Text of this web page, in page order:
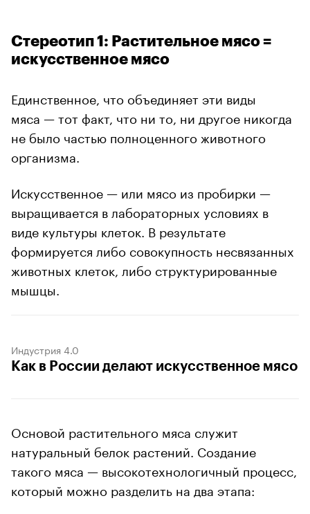
Стереотип 1: Растительное мясо =
искусственное мясо
Единственное, что объединяет эти виды
мяса — тот факт, что ни то, ни другое никогда
не было частью полноценного животного
организма.
Искусственное — или мясо из пробирки —
выращивается в лабораторных условиях в
виде культуры клеток. В результате
формируется либо совокупность несвязанных
животных клеток, либо структурированные
мышцы.
Индустрия 4.0
Как в России делают искусственное мясо
Основой растительного мяса служит
натуральный белок растений. Создание
такого мяса — высокотехнологичный процесс,
который можно разделить на два этапа: